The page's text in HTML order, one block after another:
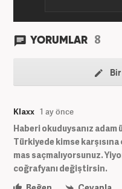
YORUMLAR 8
Klaxx 1 ay önce
Haberi okuduysanız
Türkiyede kimse
mas saçmalıyorsunuz.
coğrafyanı değiştirsin.